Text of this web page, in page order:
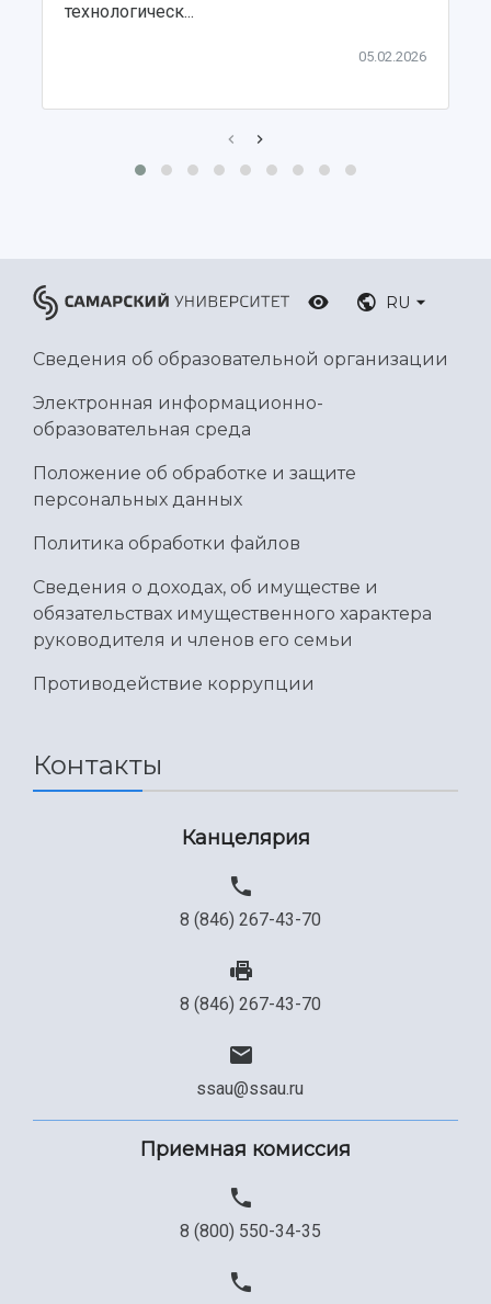
Ботанический сад
Сведения об образовательной организации
Официальные документы
технологическ...
05.02.2026
RU
Сведения об образовательной организации
Электронная информационно-
образовательная среда
Положение об обработке и защите
персональных данных
Политика обработки файлов
Сведения о доходах, об имуществе и
обязательствах имущественного характера
руководителя и членов его семьи
Противодействие коррупции
Контакты
Канцелярия
8 (846) 267-43-70
8 (846) 267-43-70
ssau@ssau.ru
Приемная комиссия
8 (800) 550-34-35